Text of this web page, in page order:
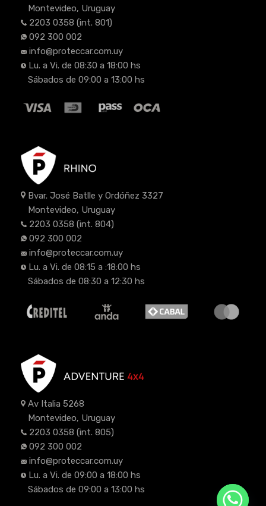
Montevideo, Uruguay
2203 0358 (int. 801)
092 300 002
info@proteccar.com.uy
Lu. a Vi. de 08:30 a 18:00 hs
Sábados de 09:00 a 13:00 hs
Bvar. José Batlle y Ordóñez 3327
Montevideo, Uruguay
2203 0358 (int. 804)
092 300 002
info@proteccar.com.uy
Lu. a Vi. de 08:15 a :18:00 hs
Sábados de 08:30 a 12:30 hs
Av Italia 5268
Montevideo, Uruguay
2203 0358 (int. 805)
092 300 002
info@proteccar.com.uy
Lu. a Vi. de 09:00 a 18:00 hs
Sábados de 09:00 a 13:00 hs